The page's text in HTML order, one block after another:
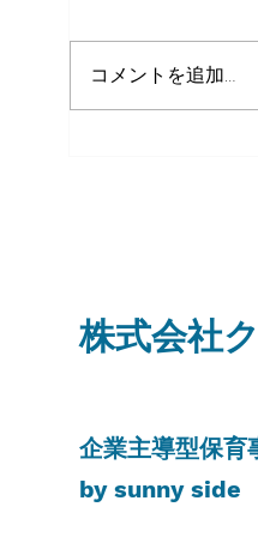
８月７日 金曜日
コメントを追加…
株式会社
企業主導型保育
by sunny side